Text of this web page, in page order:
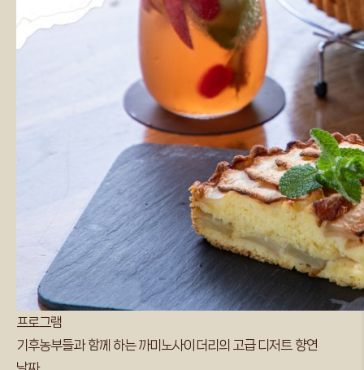
프로그램
기후농부들과 함께 하는 까미노사이더리의 고급 디저트 향연